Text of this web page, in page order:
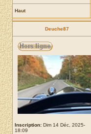
Haut
Deuche87
Inscription: Dim 14 Déc, 2025-
18:09